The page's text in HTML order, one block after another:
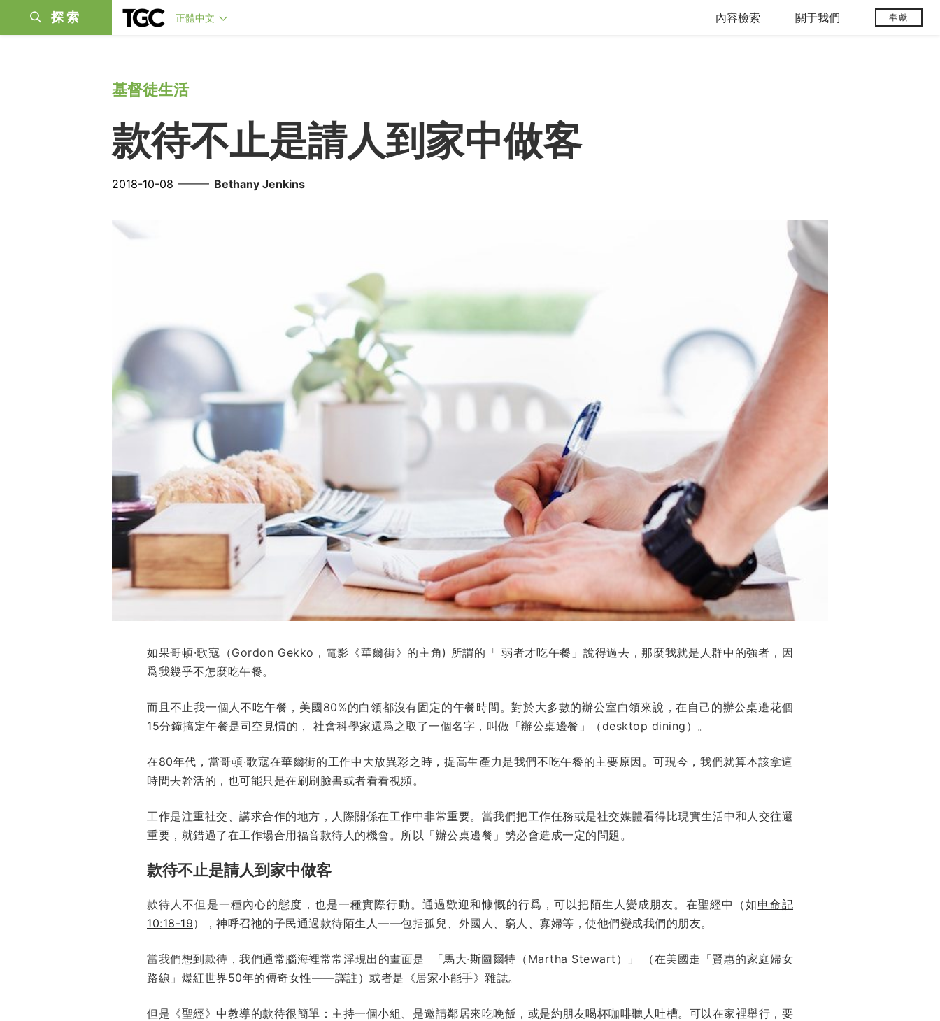
探索 正體中文 內容檢索 關于我們 奉獻
基督徒生活
款待不止是請人到家中做客
2018-10-08 —— Bethany Jenkins
如果哥頓·歌寇（Gordon Gekko，電影《華爾街》的主角) 所謂的「 弱者才吃午餐」說得過去，那麼我就是人群中的強者，因
爲我幾乎不怎麼吃午餐。
而且不止我一個人不吃午餐，美國80%的白領都沒有固定的午餐時間。對於大多數的辦公室白領來說，在自己的辦公桌邊花個
15分鐘搞定午餐是司空見慣的， 社會科學家還爲之取了一個名字，叫做「辦公桌邊餐」（desktop dining ）。
在80年代，當哥頓·歌寇在華爾街的工作中大放異彩之時，提高生產力是我們不吃午餐的主要原因。可現今，我們就算本該拿這
時間去幹活的，也可能只是在刷刷臉書或者看看視頻。
工作是注重社交、講求合作的地方，人際關係在工作中非常重要。當我們把工作任務或是社交媒體看得比現實生活中和人交往還
重要，就錯過了在工作場合用福音款待人的機會。所以「辦公桌邊餐」勢必會造成一定的問題。
款待不止是請人到家中做客
款待人不但是一種內心的態度，也是一種實際行動。通過歡迎和慷慨的行爲，可以把陌生人變成朋友。在聖經中（如申命記
10:18-19），神呼召祂的子民通過款待陌生人——包括孤兒、外國人、窮人、寡婦等，使他們變成我們的朋友。
當我們想到款待，我們通常腦海裡常常浮現出的畫面是 「馬大·斯圖爾特（Martha Stewart）」 （在美國走「賢惠的家庭婦女
路線」爆紅世界50年的傳奇女性——譯註）或者是《居家小能手》雜誌。
但是《聖經》中教導的款待很簡單：主持一個小組、是邀請鄰居來吃晚飯，或是約朋友喝杯咖啡聽人吐槽。可以在家裡舉行，要